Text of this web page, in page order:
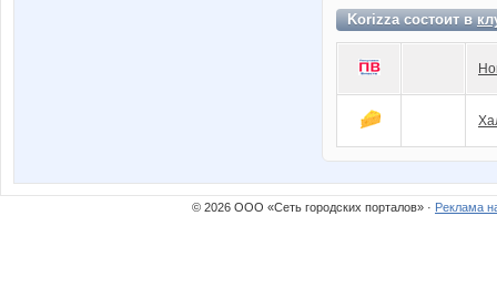
Korizza состоит в
© 2026 ООО «Сеть городских порталов» · Реклама